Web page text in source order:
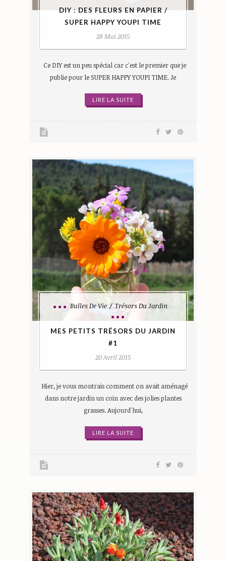
DIY : DES FLEURS EN PAPIER /
SUPER HAPPY YOUPI TIME
28 Mai 2015
Ce DIY est un peu spécial car c'est le premier que je
publie pour le SUPER HAPPY YOUPI TIME. Je
LIRE LA SUITE
Bulles De Vie Trésors Du Jardin
MES PETITS TRÉSORS DU JARDIN
#1
20 Avril 2015
Hier, je vous montrais comment on avait aménagé
dans notre jardin un coin avec des jolies plantes
grasses. Aujourd'hui,
LIRE LA SUITE